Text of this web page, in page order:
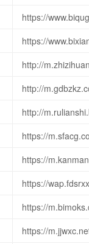
https://
https://
http://
http://
http://
https://
https://
https://
https://
https://